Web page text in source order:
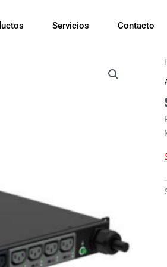
Servicios Contacto